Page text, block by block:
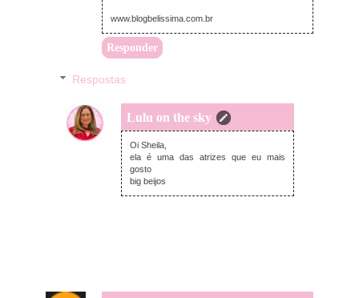
www.blogbelissima.com.br
Responder
Respostas
Lulu on the sky
sexta-feira, dezembro 12, 2014
Oi Sheila,
ela é uma das atrizes que eu mais
gosto
big beijos